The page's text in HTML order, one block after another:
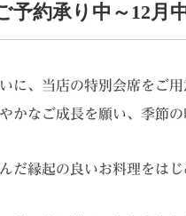
予約承り中～12月
に、当店の特別会席をご用
かなご成長を願い、季節
だ縁起の良いお料理をは